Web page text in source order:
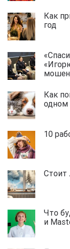
Как
год
Как
10
Стоит
Что
и